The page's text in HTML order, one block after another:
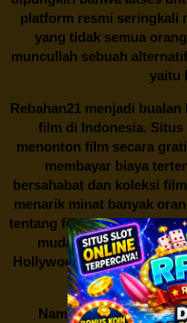
platform resmi seringkali
yang tidak semua
muncullah sebuah
yaitu
Rebahan21menjadi bualan
film di Indonesia.
menonton film secara
membayar biaya
bersahabat dan koleksi
menarik minat banyak
tentang fenomena ini.
mudah mencari film
Hollywood terbaru, drama
produksi film
Namun, seperti